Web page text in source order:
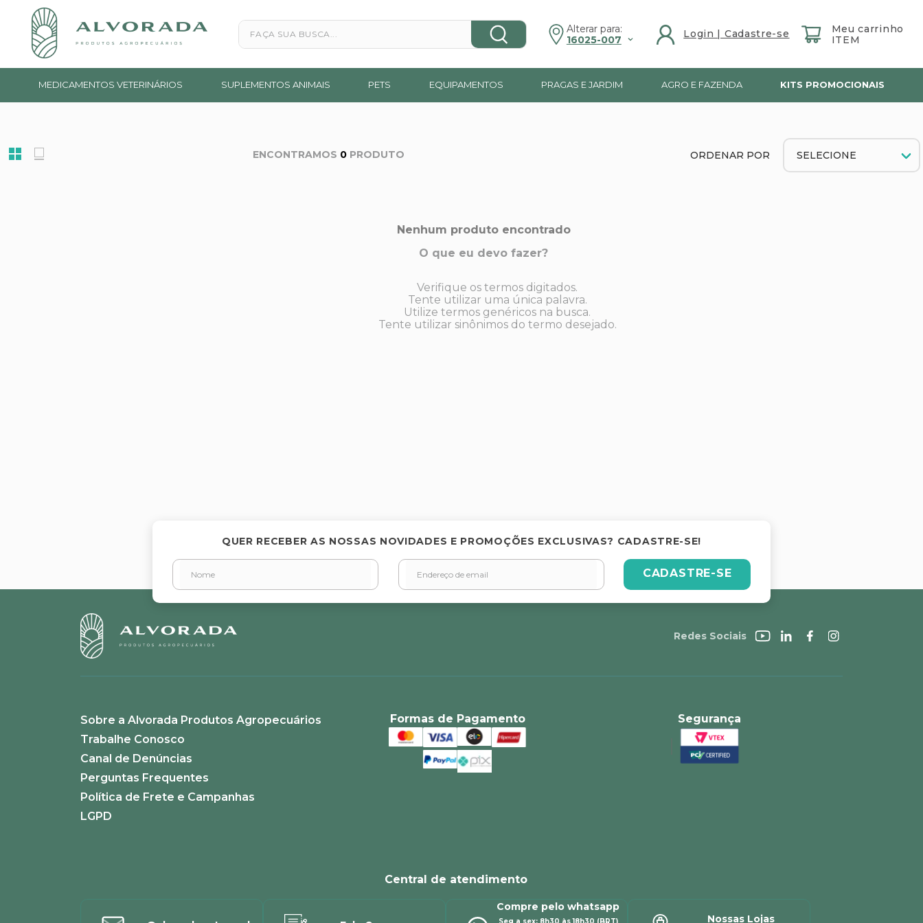
Faça sua busca...
Alterar para:
16025-007
MEDICAMENTOS VETERINÁRIOS SUPLEMENTOS ANIMAIS PETS EQUIPAMENTOS PRAGAS E JARDIM AGRO E FAZENDA KITS PROMOCIONAIS
0 PRODUTO
Nenhum produto encontrado
O que eu devo fazer?
Verifique os termos digitados.
Tente utilizar uma única palavra.
Utilize termos genéricos na busca.
Tente utilizar sinônimos do termo desejado.
QUER RECEBER AS NOSSAS NOVIDADES E PROMOÇÕES EXCLUSIVAS? CADASTRE-SE!
CADASTRE-SE
Redes Sociais
Sobre a Alvorada Produtos Agropecuários
Trabalhe Conosco
Canal de Denúncias
Perguntas Frequentes
Política de Frete e Campanhas
LGPD
Formas de Pagamento Segurança
Central de atendimento
Compre pelo whatsapp
Nossas Lojas